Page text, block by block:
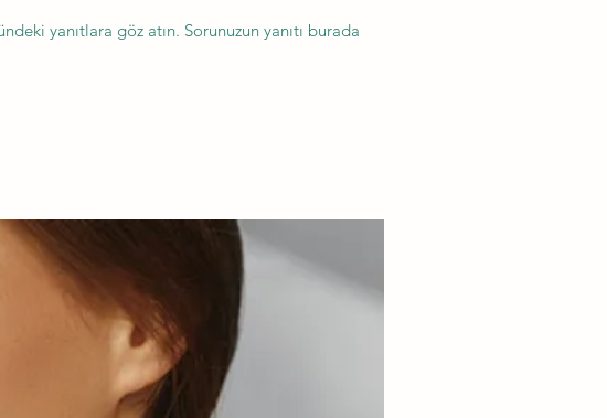
yanıtlara göz atın. Sorunuzun yanıtı burada